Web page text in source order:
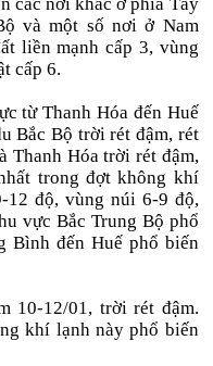
và một số nơi ở Nam
liền mạnh cấp 3, vùng
cấp 6.
từ Thanh Hóa đến Huế
Bắc Bộ trời rét đậm, rét
Thanh Hóa trời rét đậm,
trong đợt không khí
12 độ, vùng núi 6-9 độ,
vực Bắc Trung Bộ phổ
Bình đến Huế phổ biến
10-12/01, trời rét đậm.
khí lạnh này phổ biến